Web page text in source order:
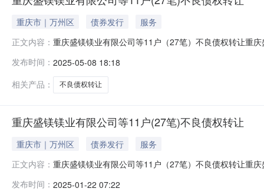
重庆市｜万州区 债券发行
服务
正文内容： 重庆盛镁镁业有限公司等11户（27笔）不良债权转让重
0.00000069.1408861.00000070.140886抵押、保证/鲁
发布时间： 2025-05-08 18:18
相关产品：
不良债权转让
重庆盛镁镁业有限公司等11户(27笔)不良债权转让
重庆市｜万州区 债券发行
服务
正文内容： 重庆盛镁镁业有限公司等11户（27笔）不良债权转让重
0.00000069.1408861.00000070.140886抵押、保证/鲁
发布时间： 2025-01-22 07:22